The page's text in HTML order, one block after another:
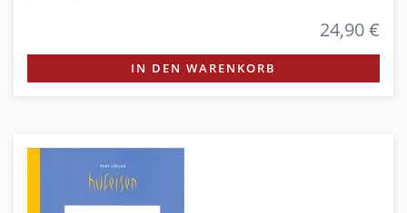
24,90 €
IN DEN WARENKORB